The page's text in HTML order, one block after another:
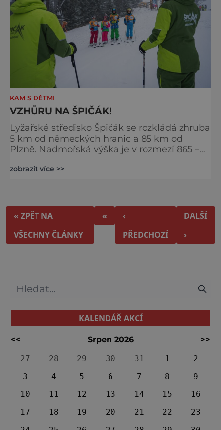
KAM S DĚTMI
VZHŮRU NA ŠPIČÁK!
Lyžařské středisko Špičák se rozkládá zhruba
5 km od německých hranic a 85 km od
Plzně. Nadmořská výška je v rozmezí 865 –
hory Špičák, podle níž nese celé středisko
po profesionály. Najdeme zde slušných 8
zobrazit více >>
« ZPĚT NA
VŠECHNY ČLÁNKY
«
‹
PŘEDCHOZÍ
DALŠÍ
›
KALENDÁŘ AKCÍ
<< Srpen 2026
>>
27
28 29 30 31 1
2
3
4 5 6 7 8
9
10
11 12 13 14 15
16
17
18 19 20 21 22
23